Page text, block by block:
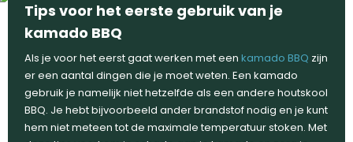
Tips voor het eerste gebruik van je
kamado BBQ
Als je voor het eerst gaat werken met een kamado BBQ zijn
er een aantal dingen die je moet weten. Een kamado
gebruik je namelijk niet hetzelfde als een andere houtskool
BBQ. Je hebt bijvoorbeeld ander brandstof nodig en je kunt
hem niet meteen tot de maximale temperatuur stoken. Met